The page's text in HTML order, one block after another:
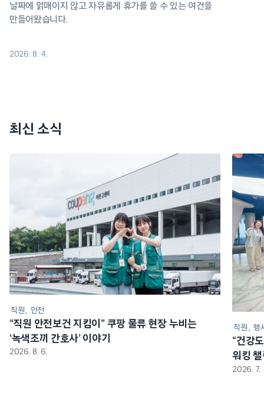
날짜에 얽매이지 않고 자유롭게 휴가를 쓸 수 있는 여건을
만들어왔습니다.
2026. 8. 4.
최신 소식
직원 안전
“직원 안전보건 지킴이” 쿠팡 물류 현장 누비는
‘녹색조끼 간호사’ 이야기
2026. 8. 6.
직원 행
“건강
워킹
2026. 7.